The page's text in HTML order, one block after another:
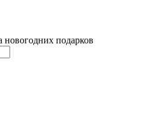
новогодних подарков